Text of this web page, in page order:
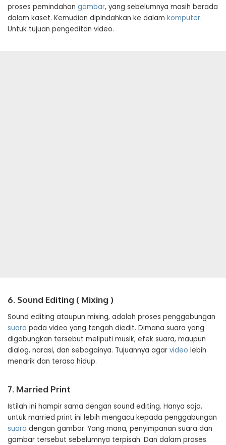
proses pemindahan gambar, yang sebelumnya masih berada
dalam kaset. Kemudian dipindahkan ke dalam komputer.
Untuk tujuan pengeditan video.
6. Sound Editing ( Mixing )
Sound editing ataupun mixing, adalah proses penggabungan
suara pada video yang tengah diedit. Dimana suara yang
digabungkan tersebut meliputi musik, efek suara, maupun
dialog, narasi, dan sebagainya. Tujuannya agar video lebih
menarik dan terasa hidup.
7. Married Print
Istilah ini hampir sama dengan sound editing. Hanya saja,
untuk married print ini lebih mengacu kepada penggabungan
suara dengan gambar. Yang mana, penyimpanan suara dan
gambar tersebut sebelumnya terpisah. Dan dalam proses